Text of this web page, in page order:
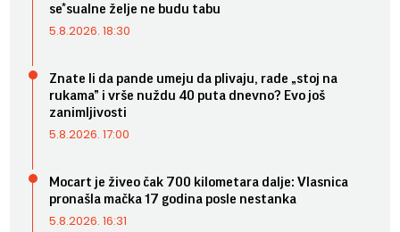
se*sualne želje ne budu tabu
5.8.2026. 18:30
Znate li da pande umeju da plivaju, rade „stoj na
rukama” i vrše nuždu 40 puta dnevno? Evo još
zanimljivosti
5.8.2026. 17:00
Mocart je živeo čak 700 kilometara dalje: Vlasnica
pronašla mačka 17 godina posle nestanka
5.8.2026. 16:31